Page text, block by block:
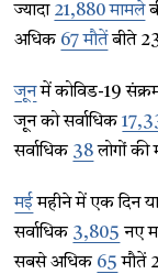
ज्यादा 21,880 मामले
अधिक 67 मौतेंबीते
जूनमें कोविड-19
जून को सर्वाधिक
सर्वाधिक 38लोगों की
मईमहीने में एक दिन
सर्वाधिक 3,805 नए
सबसे अधिक 65 मौतें